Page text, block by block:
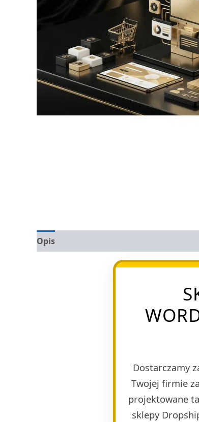
Opis
Dostarczamy
Twojej firmie
projektowane
sklepy